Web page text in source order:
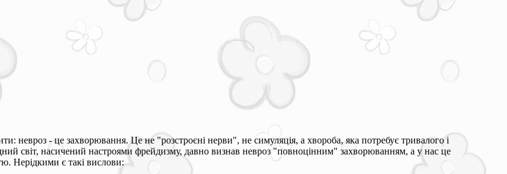
невроз - це захворювання. Це не "розстроєні нерви", не симуляція, а хвороба, яка потребує тривалого і
світ, насичений настроями фрейдизму, давно визнав невроз "повноцінним" захворюванням, а у нас це
Нерідкими є такі вислови: